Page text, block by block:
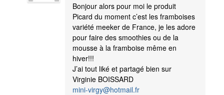
Bonjour alors pour moi le produit
Picard du moment c’est les framboises
variété meeker de France, je les adore
pour faire des smoothies ou de la
mousse à la framboise même en
hiver!!!
J’ai tout liké et partagé bien sur
Virginie BOISSARD
mini-virgy@hotmail.fr